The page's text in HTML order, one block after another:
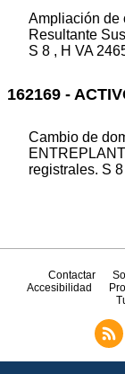
Ampliación de
Resultante
S 8 , H VA
162169 -
Cambio de
registrales. S
Contactar
Accesibilidad